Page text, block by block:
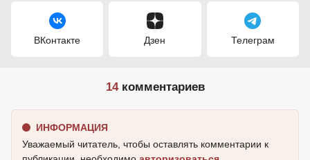
ВКонтакте Дзен Телеграм
14комментариев
ИНФОРМАЦИЯ
Уважаемый читатель, чтобы оставлять комментарии к